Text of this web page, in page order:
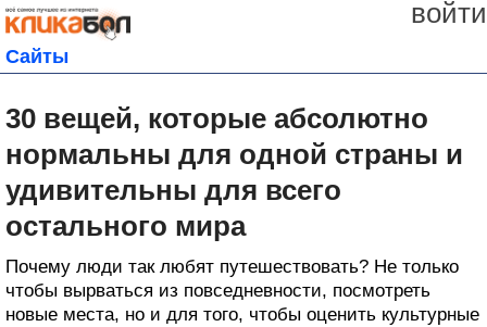
войти
Сайты
30 вещей, которые абсолютно
нормальны для одной страны и
удивительны для всего
остального мира
Почему люди так любят путешествовать? Не только
чтобы вырваться из повседневности, посмотреть
новые места, но и для того, чтобы оценить культурные